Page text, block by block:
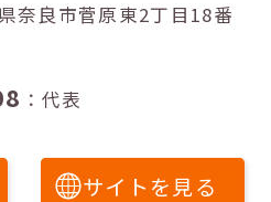
：代表
サイトを見る